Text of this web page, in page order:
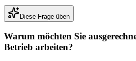
Diese Frage üben
Warum möchten Sie
Betrieb arbeiten?